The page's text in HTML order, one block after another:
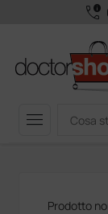
call_quality
menu
Prodotto